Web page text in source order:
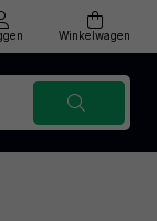
Winkelwagen